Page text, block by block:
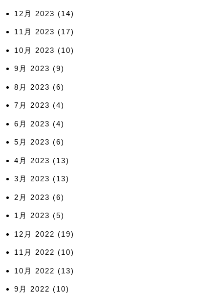
12月 2023 (14)
11月 2023 (17)
10月 2023 (10)
9月 2023 (9)
8月 2023 (6)
7月 2023 (4)
6月 2023 (4)
5月 2023 (6)
4月 2023 (13)
3月 2023 (13)
2月 2023 (6)
1月 2023 (5)
12月 2022 (19)
11月 2022 (10)
10月 2022 (13)
9月 2022 (10)